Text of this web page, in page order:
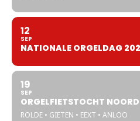
12
SEP
NATIONALE ORGELDAG
19
SEP
ORGELFIETSTOCHT
ROLDE • GIETEN • EEXT • ANLOO